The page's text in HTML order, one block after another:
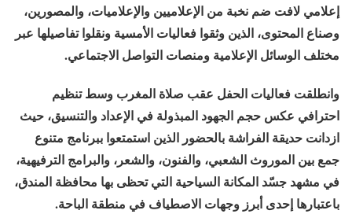
إعلامي لافت ضم نخبة من الإعلاميين والإعلاميات، والمصورين،
وصناع المحتوى، الذين وثقوا فعاليات الأمسية ونقلوا تفاصيلها عبر
مختلف الوسائل الإعلامية ومنصات التواصل الاجتماعي.
وانطلقت فعاليات الحفل عقب صلاة المغرب وسط تنظيم
احترافي عكس حجم الجهود المبذولة في الإعداد والتنسيق، حيث
ازدانت حديقة الفراشة بالحضور الذين استمتعوا ببرنامج متنوع
جمع بين الموروث الشعبي، والفنون، والشعر، والبرامج الترفيهية،
في مشهد جسّد المكانة السياحية التي تحظى بها محافظة المندق،
باعتبارها إحدى أبرز وجهات الاصطياف في منطقة الباحة.